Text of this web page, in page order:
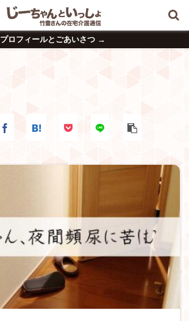
プロフィールとごあいさつ →